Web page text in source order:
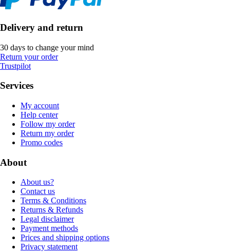
Delivery and return
30 days to change your mind
Return your order
Trustpilot
Services
My account
Help center
Follow my order
Return my order
Promo codes
About
About us?
Contact us
Terms & Conditions
Returns & Refunds
Legal disclaimer
Payment methods
Prices and shipping options
Privacy statement